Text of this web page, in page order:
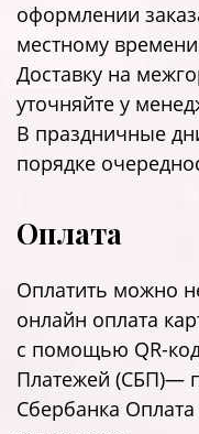
оформлении
местному
Доставку на
уточняйте у
В праздничные
порядке
Оплата
Оплатить можно
онлайн оплата
с помощью QR-
Платежей (СБП)—
Сбербанка